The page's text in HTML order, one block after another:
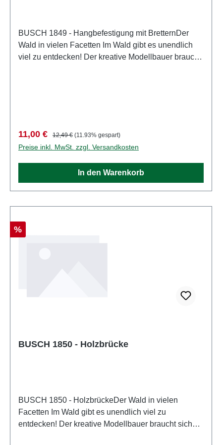
BUSCH 1849 - Hangbefestigung mit BretternDer
Wald in vielen Facetten Im Wald gibt es unendlich
viel zu entdecken! Der kreative Modellbauer braucht
BegrenzungSpur: H0Maßstab:
1:87Altersempfehlung: ab 14 JahrenWEEE-Nr.: DE
41143719
Verkaufspreis:
11,00 € Regulärer Preis:
12,49 € (11.93% gespart)
Preise inkl. MwSt. zzgl. Versandkosten
In den Warenkorb
Rabatt
%
BUSCH 1850 - Holzbrücke
BUSCH 1850 - HolzbrückeDer Wald in vielen
Facetten Im Wald gibt es unendlich viel zu
entdecken! Der kreative Modellbauer braucht sich